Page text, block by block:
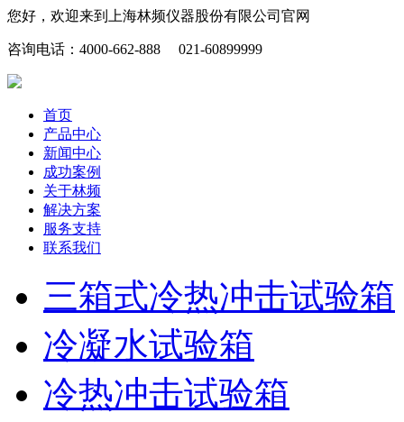
您好，欢迎来到上海林频仪器股份有限公司官网
咨询电话：4000-662-888 021-60899999
首页
产品中心
新闻中心
成功案例
关于林频
解决方案
服务支持
联系我们
三箱式冷热冲击试验箱
冷凝水试验箱
冷热冲击试验箱